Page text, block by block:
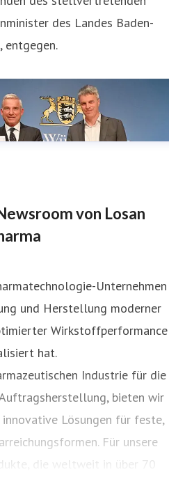
des Landes Baden-
entgegen.
von Losan
Unternehmen
und Herstellung moderner
Wirkstoffperformance
hat.
Industrie für die
bieten wir
Lösungen für feste,
Für unsere
die weltweit in über 70